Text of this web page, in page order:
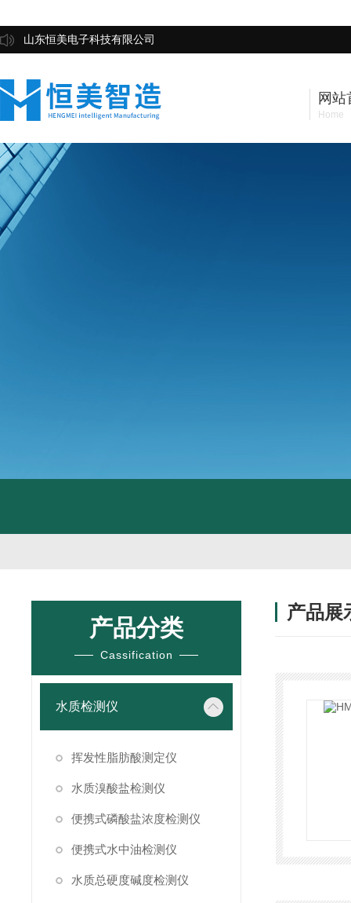
山东恒美电子科技有限公司
网站
Home
产品分类
Cassification
水质检测仪
挥发性脂肪酸测定仪
水质溴酸盐检测仪
便携式磷酸盐浓度检测仪
便携式水中油检测仪
水质总硬度碱度检测仪
产品展